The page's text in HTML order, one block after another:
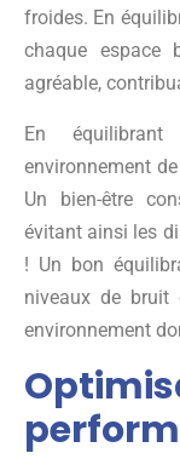
froides. En
chaque espace
agréable,
En
environnement
Un bien-être
évitant ainsi les
! Un bon
niveaux de
environnement